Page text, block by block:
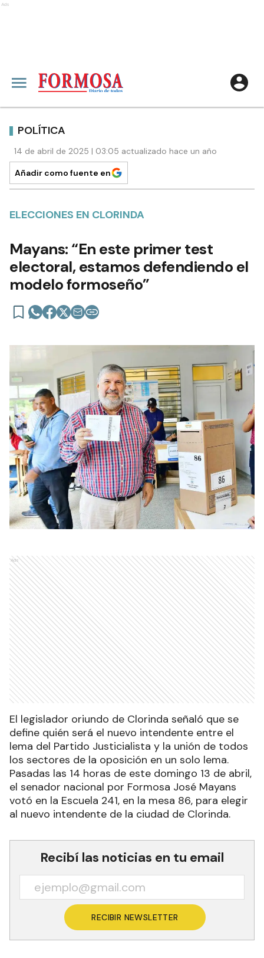
Ads
POLÍTICA
14 de abril de 2025 | 03:05 actualizado hace un año
Añadir como fuente en
ELECCIONES EN CLORINDA
Mayans: “En este primer test
electoral, estamos defendiendo el
modelo formoseño”
Ads
El legislador oriundo de Clorinda señaló que se
define quién será el nuevo intendente entre el
lema del Partido Justicialista y la unión de todos
los sectores de la oposición en un solo lema.
Pasadas las 14 horas de este domingo 13 de abril,
el senador nacional por Formosa José Mayans
votó en la Escuela 241, en la mesa 86, para elegir
al nuevo intendente de la ciudad de Clorinda.
Recibí las noticias en tu email
RECIBIR NEWSLETTER